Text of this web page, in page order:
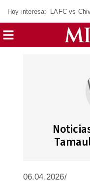
Hoy interesa: LAFC vs
06.04.2026/